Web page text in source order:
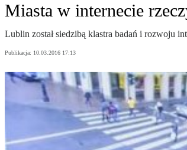
Miasta w internecie
Lublin został siedzibą klastra badań i rozwoju
Publikacja: 10.03.2016 17:13